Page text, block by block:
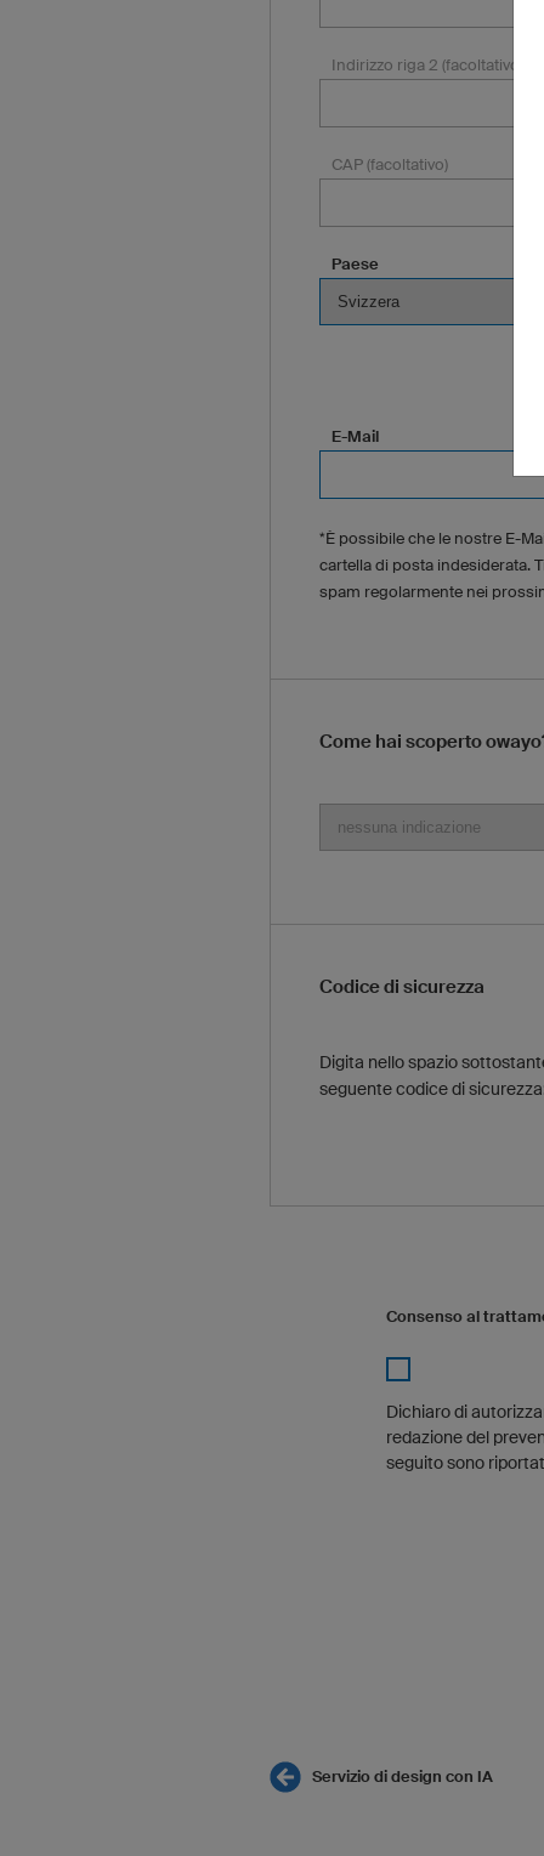
Indirizzo riga 2 (facoltativo)
CAP (facoltativo)
Paese
E-Mail
*È possibile che le nostre E-
cartella di posta indesiderata.
spam regolarmente nei
Come hai scoperto
Codice di sicurezza
Digita nello spazio
seguente codice di
Consenso al
Dichiaro di
redazione del
seguito sono
Servizio di design con IA